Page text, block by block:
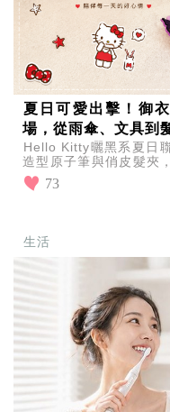
夏日可愛出擊！御
場，從雨傘、文具到
Hello Kitty曬黑系夏日
造型原子筆與俏皮髮夾
外出遮陽、工作學習到
73
生活